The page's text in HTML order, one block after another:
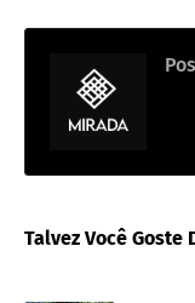
Talvez Você Goste